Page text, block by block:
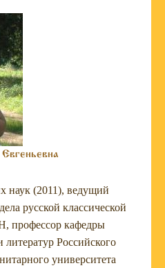
наук (2011), ведущий
русской классической
профессор кафедры
литератур Российского
университета